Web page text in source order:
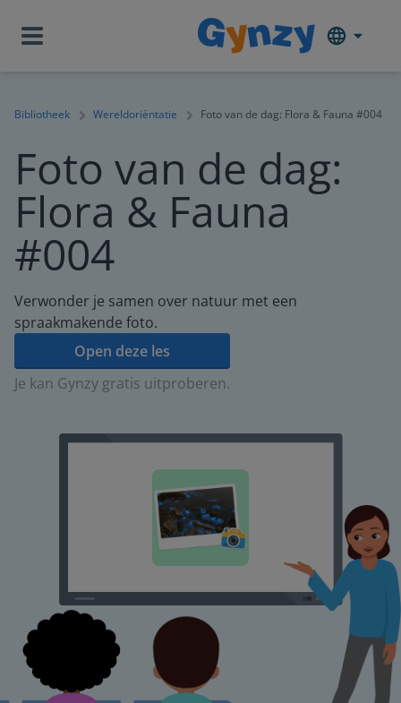
Bibliotheek Wereldoriëntatie Foto van de dag: Flora & Fauna #004
Foto van de dag:
Flora & Fauna
#004
Verwonder je samen over natuur met een
spraakmakende foto.
Open deze les
Je kan Gynzy gratis uitproberen.